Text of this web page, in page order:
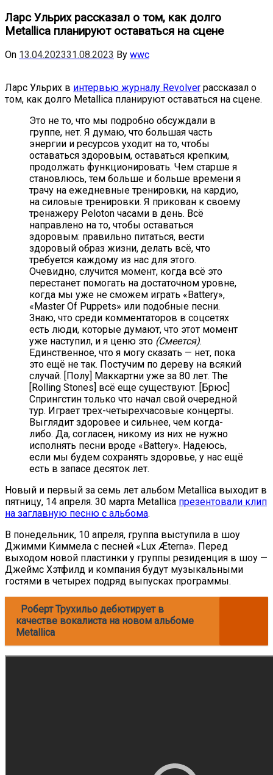
Ларс Ульрих рассказал о том, как долго
Metallica планируют оставаться на сцене
On 13.04.202331.08.2023 By wwc
Ларс Ульрих в интервью журналу Revolver рассказал о
том, как долго Metallica планируют оставаться на сцене.
Это не то, что мы подробно обсуждали в
группе, нет. Я думаю, что большая часть
энергии и ресурсов уходит на то, чтобы
оставаться здоровым, оставаться крепким,
продолжать функционировать. Чем старше я
становлюсь, тем больше и больше времени я
трачу на ежедневные тренировки, на кардио,
на силовые тренировки. Я прикован к своему
тренажеру Peloton часами в день. Всё
направлено на то, чтобы оставаться
здоровым: правильно питаться, вести
здоровый образ жизни, делать всё, что
требуется каждому из нас для этого.
Очевидно, случится момент, когда всё это
перестанет помогать на достаточном уровне,
когда мы уже не сможем играть «Battery»,
«Master Of Puppets» или подобные песни.
Знаю, что среди комментаторов в соцсетях
есть люди, которые думают, что этот момент
уже наступил, и я ценю это (Смеется).
Единственное, что я могу сказать — нет, пока
это ещё не так. Постучим по дереву на всякий
случай. [Полу] Маккартни уже за 80 лет. The
[Rolling Stones] всё еще существуют. [Брюс]
Спрингстин только что начал свой очередной
тур. Играет трех-четырехчасовые концерты.
Выглядит здоровее и сильнее, чем когда-
либо. Да, согласен, никому из них не нужно
исполнять песни вроде «Battery». Надеюсь,
если мы будем сохранять здоровье, у нас ещё
есть в запасе десяток лет.
Новый и первый за семь лет альбом Metallica выходит в
пятницу, 14 апреля. 30 марта Metallica презентовали клип
на заглавную песню с альбома.
В понедельник, 10 апреля, группа выступила в шоу
Джимми Киммела с песней «Lux Æterna». Перед
выходом новой пластинки у группы резиденция в шоу —
Джеймс Хэтфилд и компания будут музыкальными
гостями в четырех подряд выпусках программы.
Роберт Трухильо дебютирует в
качестве вокалиста на новом альбоме
Metallica